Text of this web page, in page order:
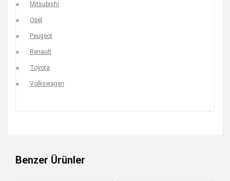
Mitsubishi
Opel
Peugeot
Renault
Toyota
Volkswagen
Benzer Ürünler